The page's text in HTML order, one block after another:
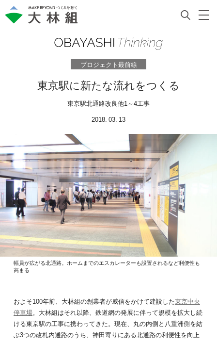
プロジェクト最前線
東京駅に新たな流れをつくる
東京駅北通路改良他1～4工事
2018. 03. 13
幅員が広がる北通路。ホームまでのエスカレーターも設置されるなど利便性も
高まる
およそ100年前、大林組の創業者が威信をかけて建設した東京中央
停車場。大林組はそれ以降、鉄道網の発展に伴って規模を拡大し続
ける東京駅の工事に携わってきた。現在、丸の内側と八重洲側を結
ぶ3つの改札内通路のうち、神田寄りにある北通路の利便性を向上